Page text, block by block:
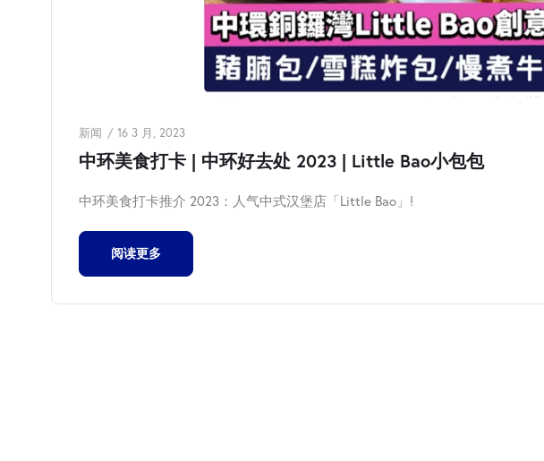
新闻 16 3 月, 2023
中环美食打卡 | 中环好去处 2023 | Little Bao小包包
中环美食打卡推介 2023：人气中式汉堡店「Little Bao」!
阅读更多